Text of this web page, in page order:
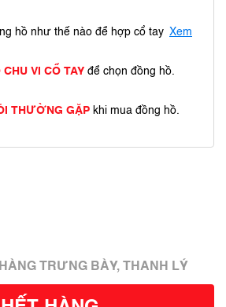
hồ như thế nào để hợp cổ tay Xem
CHU VI CỔ TAY để chọn đồng hồ.
THƯỜNG GẶP khi mua đồng hồ.
TRƯNG BÀY, THANH LÝ